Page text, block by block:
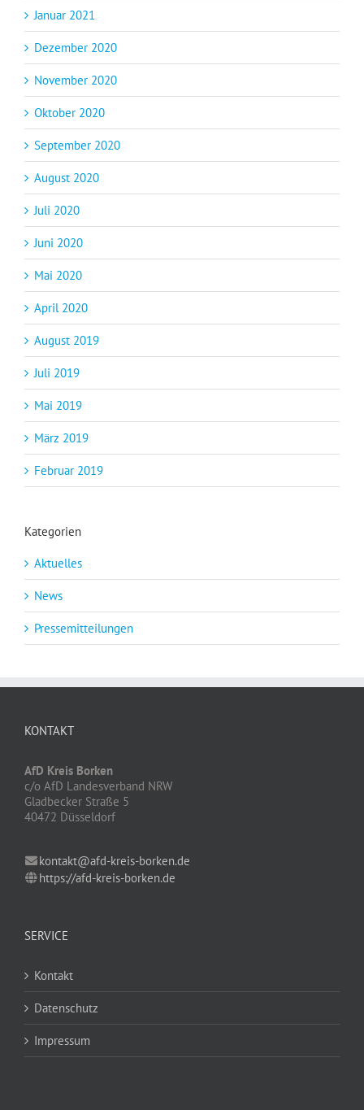
Januar 2021
Dezember 2020
November 2020
Oktober 2020
September 2020
August 2020
Juli 2020
Juni 2020
Mai 2020
April 2020
August 2019
Juli 2019
Mai 2019
März 2019
Februar 2019
Kategorien
Aktuelles
News
Pressemitteilungen
KONTAKT
AfD Kreis Borken
c/o AfD Landesverband NRW
Gladbecker Straße 5
40472 Düsseldorf
kontakt@afd-kreis-borken.de
https://afd-kreis-borken.de
SERVICE
Kontakt
Datenschutz
Impressum